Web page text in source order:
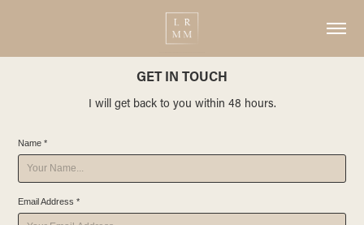
GET IN TOUCH
I will get back to you within 48 hours.
Name *
Email Address *